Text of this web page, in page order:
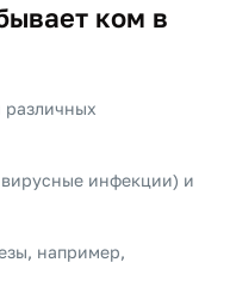
ком в
различных
инфекции) и
например,